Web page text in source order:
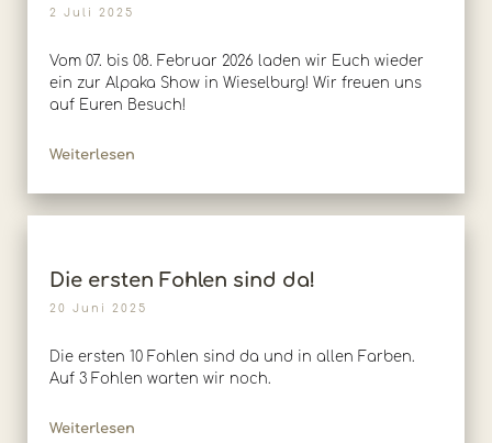
2 Juli 2025
Vom 07. bis 08. Februar 2026 laden wir Euch wieder
ein zur Alpaka Show in Wieselburg! Wir freuen uns
auf Euren Besuch!
Weiterlesen
Die ersten Fohlen sind da!
20 Juni 2025
Die ersten 10 Fohlen sind da und in allen Farben.
Auf 3 Fohlen warten wir noch.
Weiterlesen